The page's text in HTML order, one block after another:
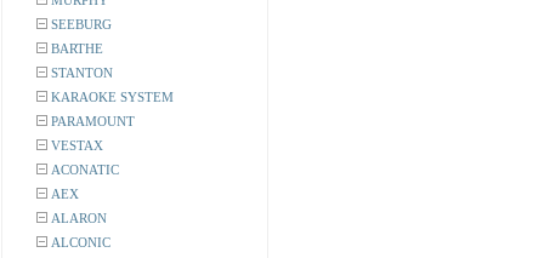
SEEBURG
BARTHE
STANTON
KARAOKE SYSTEM
PARAMOUNT
VESTAX
ACONATIC
AEX
ALARON
ALCONIC